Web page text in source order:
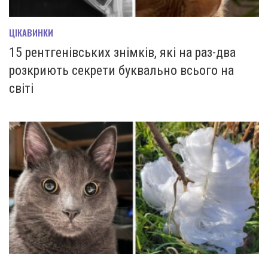
ЦІКАВИНКИ
15 рентгенівських знімків, які на раз-два
розкриють секрети буквально всього на
світі